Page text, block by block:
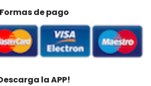
Formas de pago
la APP!